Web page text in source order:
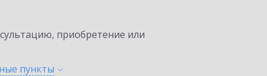
приобретение или
пункты